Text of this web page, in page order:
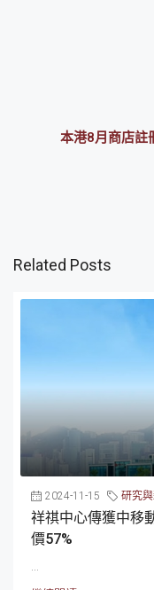
本港8月商店註
Related Posts
2024-11-15 研究
祥祺中心傳獲中移
價57%